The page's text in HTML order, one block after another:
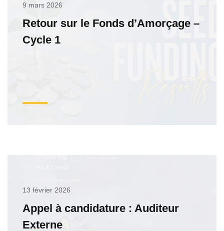
9 mars 2026
Retour sur le Fonds d’Amorçage –
Cycle 1
13 février 2026
Appel à candidature : Auditeur
Externe